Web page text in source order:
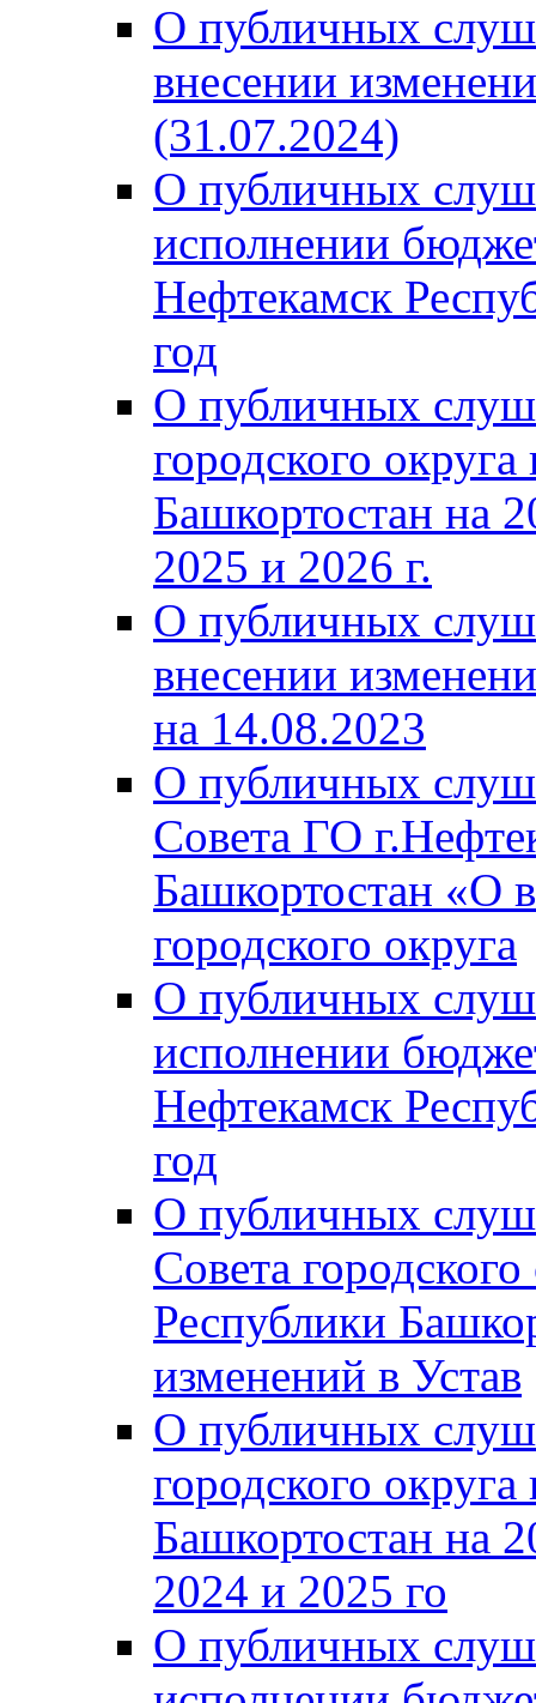
О публичных
внесении
(31.07.2024)
О публичных
исполнении
Нефтекамск
год
О публичных
городского
Башкортостан на
2025 и 2026 г.
О публичных
внесении
на 14.08.2023
О публичных
Совета ГО
Башкортостан «О
городского округа
О публичных
исполнении
Нефтекамск
год
О публичных
Совета
Республики
изменений в Устав
О публичных
городского
Башкортостан на
2024 и 2025 го
О публичных